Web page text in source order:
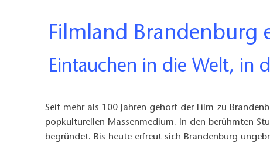
Filmland Brandenburg
Eintauchen in die Welt, in
Seit mehr als 100 Jahren gehört der Film zu
popkulturellen Massenmedium. In den berühmten
begründet. Bis heute erfreut sich Brandenburg